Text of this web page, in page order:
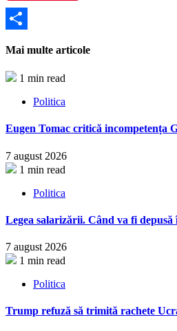
Mai multe articole
1 min read
Politica
Eugen Tomac critică incompetența
7 august 2026
1 min read
Politica
Legea salarizării. Când va fi depusă
7 august 2026
1 min read
Politica
Trump refuză să trimită rachete